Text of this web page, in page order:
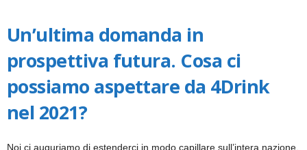
Un’ultima domanda in
prospettiva futura. Cosa ci
possiamo aspettare da 4Drink
nel 2021?
Noi ci auguriamo di estenderci in modo capillare sull’intera nazione,